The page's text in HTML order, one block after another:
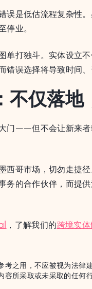
误是低估流程复杂性
业。
单打独斗。实体设立
错误选择将导致时间、
不仅落地
门——但不会让新来者
西哥市场，切勿走捷
务的合作伙伴，而提
，了解我们的跨境实
考之用，不应被视为法
所采取或未采取的任何